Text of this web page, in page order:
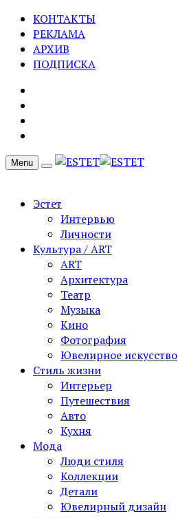
КОНТАКТЫ
РЕКЛАМА
АРХИВ
ПОДПИСКА
Menu
Эстет
Интервью
Личности
Культура / ART
ART
Архитектура
Театр
Музыка
Кино
Фотография
Ювелирное искусство
Стиль жизни
Интерьер
Путешествия
Авто
Кухня
Мода
Люди стиля
Коллекции
Детали
Ювелирный дизайн